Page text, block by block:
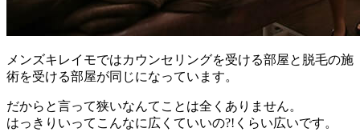
メンズキレイモではカウンセリングを受ける部屋と脱毛の施
術を受ける部屋が同じになっています。
だからと言って狭いなんてことは全くありません。
はっきりいってこんなに広くていいの?!くらい広いです。